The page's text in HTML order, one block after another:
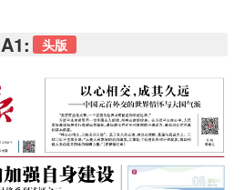
A1: 头版